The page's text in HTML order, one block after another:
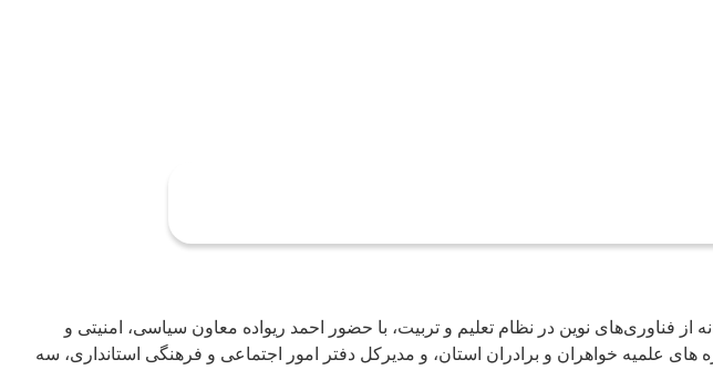
فناوری‌های نوین در نظام تعلیم و تربیت، با حضور احمد ریواده معاون سیاسی، امنیتی و
علمیه خواهران و برادران استان، و مدیرکل دفتر امور اجتماعی و فرهنگی استانداری، سه